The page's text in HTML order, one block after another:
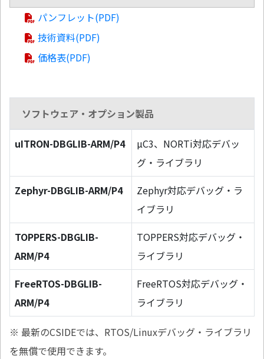
パンフレット(PDF)
技術資料(PDF)
価格表(PDF)
ソフトウェア・オプション製品
uITRON-DBGLIB-ARM/P4
µC3、NORTi対応デバッ
グ・ライブラリ
Zephyr-DBGLIB-ARM/P4
Zephyr対応デバッグ・ラ
イブラリ
TOPPERS-DBGLIB-
ARM/P4
TOPPERS対応デバッグ・
ライブラリ
FreeRTOS-DBGLIB-
ARM/P4
FreeRTOS対応デバッグ・
ライブラリ
※ 最新のCSIDEでは、RTOS/Linuxデバッグ・ライブラリ
を無償で使用できます。